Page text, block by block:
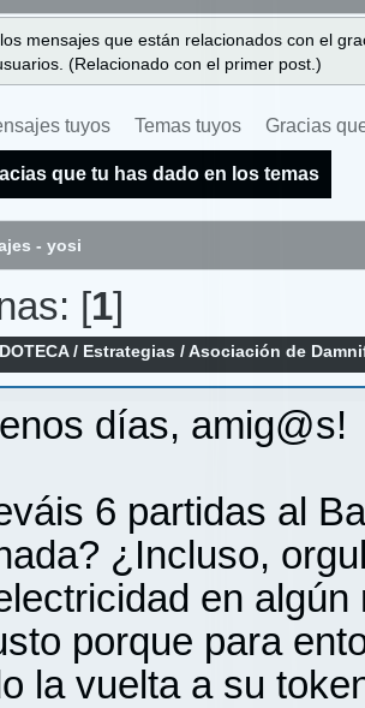
mensajes que están relacionados con el
(Relacionado con el primer post.)
tuyos Temas tuyos Gracias
que tu has dado en los temas
- yosi
[1]
/ Estrategias /Asociación de
días, amig@s!
6 partidas al
¿Incluso,
en
porque para
la vuelta a su